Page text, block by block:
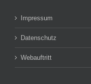
Impressum
Datenschutz
Webauftritt